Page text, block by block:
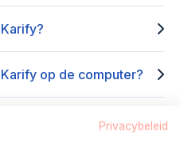
op de computer?
op mijn mobiel of
Privacybeleid